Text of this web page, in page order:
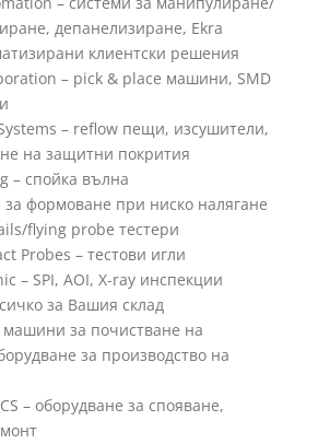
депанелизиране, Ekra
клиентски решения
– pick & place машини, SMD
– reflow пещи, изсушители,
на защитни покрития
– спойка вълна
за формоване при ниско налягане
flying probe тестери
Probes – тестови игли
– SPI, AOI, X-ray инспекции
за Вашия склад
машини за почистване на
за производство на
– оборудване за спояване,